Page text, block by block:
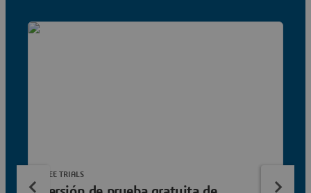
FREE TRIALS